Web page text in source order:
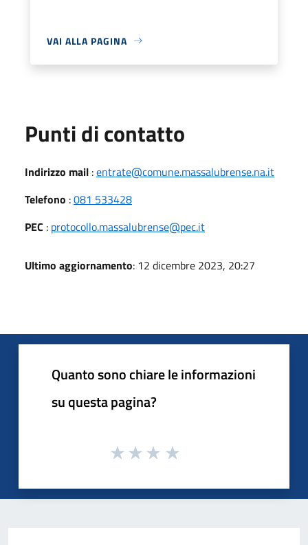
VAI ALLA PAGINA
Punti di contatto
Indirizzo mail :entrate@comune.massalubrense.na.it
Telefono :081 533428
PEC : protocollo.massalubrense@pec.it
Ultimo aggiornamento: 12 dicembre 2023, 20:27
Quanto sono chiare le informazioni
su questa pagina?